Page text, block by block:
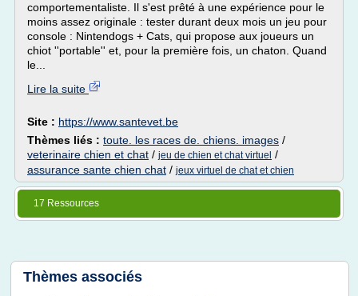
comportementaliste. Il s'est prêté à une expérience pour le
moins assez originale : tester durant deux mois un jeu pour
console : Nintendogs + Cats, qui propose aux joueurs un
chiot ''portable'' et, pour la première fois, un chaton. Quand
le...
Lire la suite
Site : https://www.santevet.be
Thèmes liés : toute. les races de. chiens. images /
veterinaire chien et chat / jeu de chien et chat virtuel /
assurance sante chien chat / jeux virtuel de chat et chien
17 Ressources
Thèmes associés